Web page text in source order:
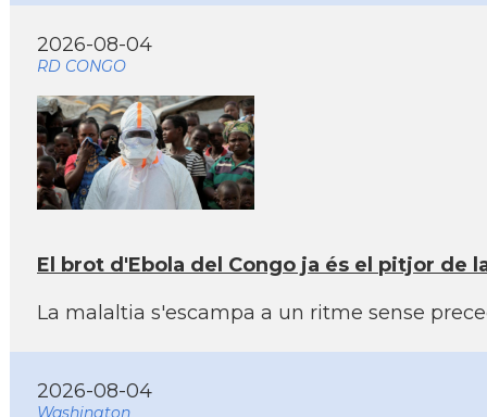
2026-08-04
RD CONGO
El brot d'Ebola del Congo ja és el pitjor de
La malaltia s'escampa a un ritme sense
2026-08-04
Washington